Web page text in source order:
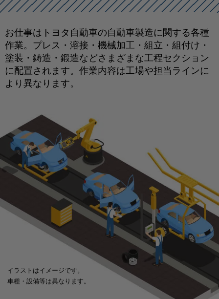
お仕事はトヨタ自動車の自動車製造に関する各種
作業。 プレス・溶接・機械加工・組立・組付け・
塗装・鋳造・鍛造などさまざまな工程セクション
に配置されます。 作業内容は工場や担当ラインに
より異なります。
イラストはイメージです。
車種・設備等は異なります。